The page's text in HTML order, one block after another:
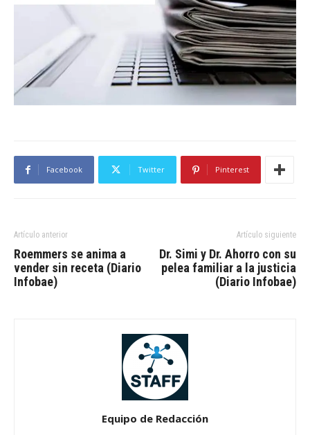
Facebook Twitter Pinterest
Artículo anterior
Roemmers se anima a
vender sin receta (Diario
Infobae)
Artículo siguiente
Dr. Simi y Dr. Ahorro con su
pelea familiar a la justicia
(Diario Infobae)
Equipo de Redacción